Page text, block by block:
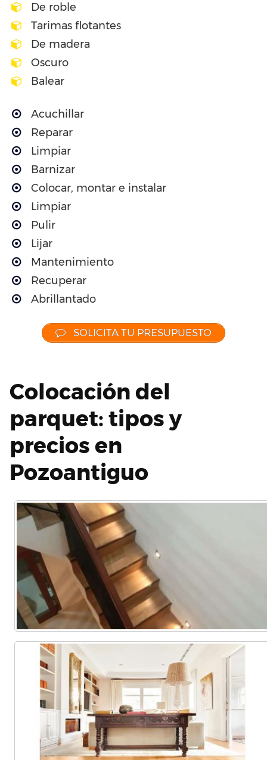
De roble
Tarimas flotantes
De madera
Oscuro
Balear
Acuchillar
Reparar
Limpiar
Barnizar
Colocar, montar e instalar
Limpiar
Pulir
Lijar
Mantenimiento
Recuperar
Abrillantado
SOLICITA TU PRESUPUESTO
Colocación del
parquet: tipos y
precios en
Pozoantiguo